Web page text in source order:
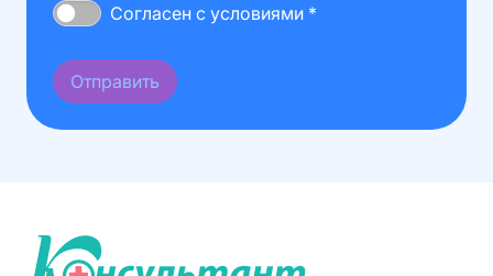
Согласен с условиями *
Отправить